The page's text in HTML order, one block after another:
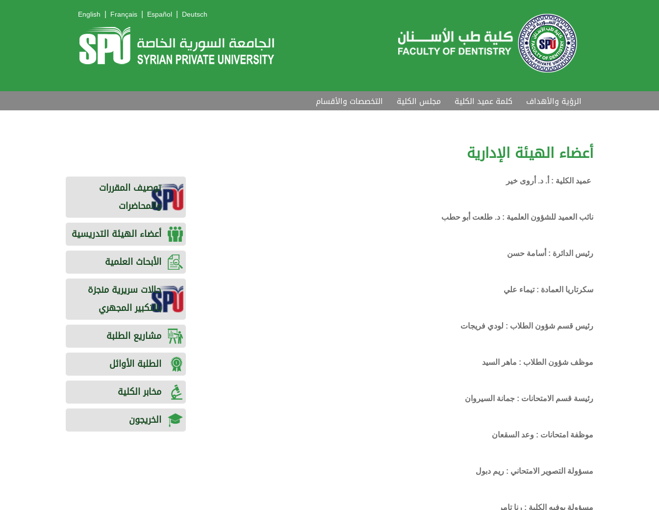
English | Français | Español | Deutsch
الرؤية والأهداف كلمة عميد الكلية مجلس الكلية التخصصات والأقسام
أعضاء الهيئة الإدارية
توصيف المقررات
والمحاضرات
أعضاء الهيئة التدريسية
الأبحاث العلمية
حالات سريرية منجزة
بالتكبير المجهري
مشاريع الطلبة
الطلبة الأوائل
مخابر الكلية
الخريجون
عميد الكلية : أ. د. أروى خير
نائب العميد للشؤون العلمية : د. طلعت أبو حطب
رئيس الدائرة : أسامة حسن
سكرتاريا العمادة : تيماء علي
رئيس قسم شؤون الطلاب : لودي فريجات
موظف شؤون الطلاب : ماهر السيد
رئيسة قسم الامتحانات : جمانة السيروان
موظفة امتحانات : وعد السقعان
مسؤولة التصوير الامتحاني : ريم دبول
مسؤولة بوفيه الكلية : رنا تامر